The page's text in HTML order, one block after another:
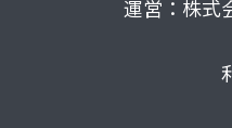
運営：株式